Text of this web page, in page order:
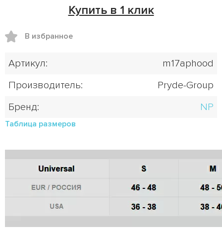
Купить в 1 клик
В избранное
Артикул:
m17aphood
Производитель:
Pryde-Group
Бренд:
NP
Таблица размеров